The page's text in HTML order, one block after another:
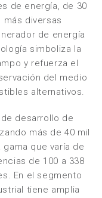
de energía, de 30
más diversas
de energía
simboliza la
y refuerza el
del medio
alternativos.
desarrollo de
más de 40 mil
que varía de
de 100 a 338
En el segmento
tiene amplia